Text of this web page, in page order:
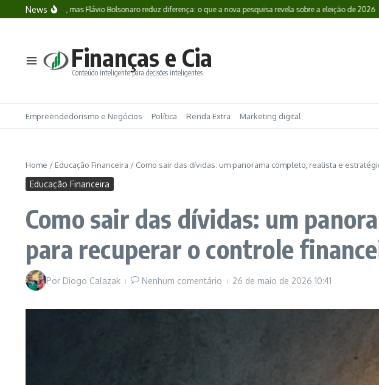
News
liderança, mas Flávio Bolsonaro reduz diferença: o que a nova pesquisa revela sobre a eleição de 2026 Pix já
Finanças e Cia
Conteúdo inteligente para decisões inteligentes
Empreendedorismo e Negócios Política Renda Extra Marketing digital
Home / Educação Financeira / Como sair das dívidas: um panorama completo, realista e
Educação Financeira
Como sair das dívidas: um
para recuperar o controle
Por Diogo Calazak Nenhum comentário 26 de maio de 2026 10:41